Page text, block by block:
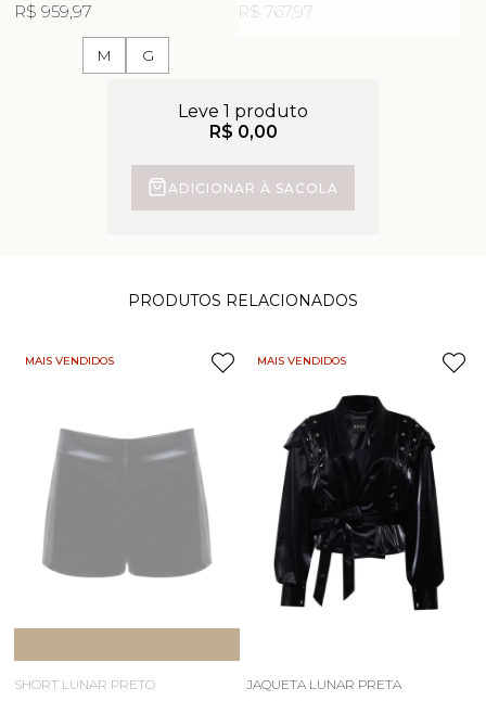
R$ 959,97
M G
R$ 767,97
Leve 1 produto
R$ 0,00
ADICIONAR À SACOLA
PRODUTOS RELACIONADOS
MAIS VENDIDOS
SHORT LUNAR PRETO
MAIS VENDIDOS
JAQUETA LUNAR PRETA